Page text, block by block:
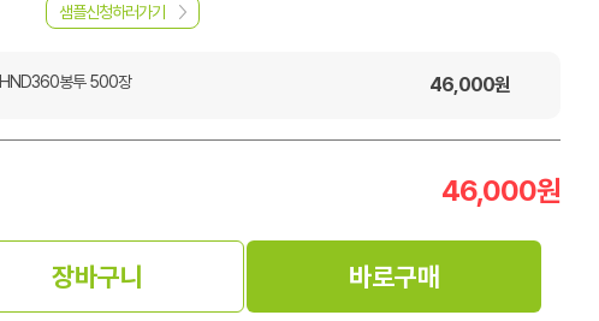
샘플신청하러가기
HND360봉투 500장 46,000원
46,000원
장바구니 바로구매